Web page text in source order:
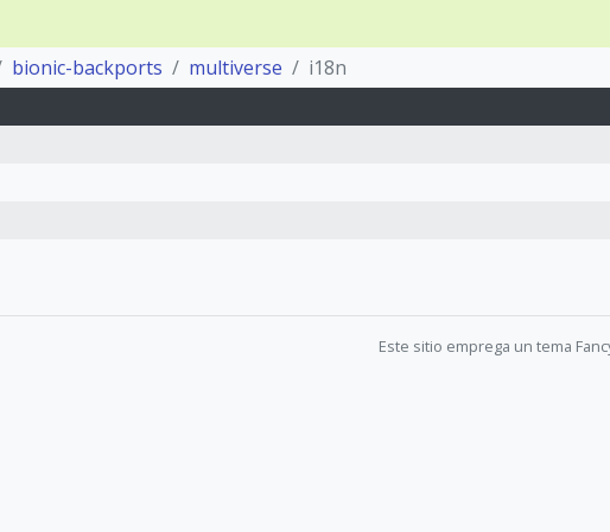
bionic-backports multiverse
i18n
Este sitio emprega un tema